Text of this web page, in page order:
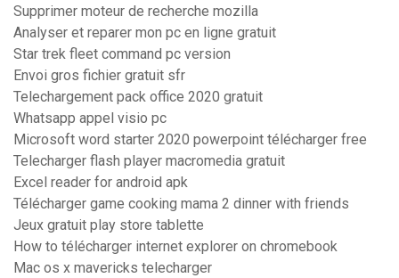
Supprimer moteur de recherche mozilla
Analyser et reparer mon pc en ligne gratuit
Star trek fleet command pc version
Envoi gros fichier gratuit sfr
Telechargement pack office 2020 gratuit
Whatsapp appel visio pc
Microsoft word starter 2020 powerpoint télécharger free
Telecharger flash player macromedia gratuit
Excel reader for android apk
Télécharger game cooking mama 2 dinner with friends
Jeux gratuit play store tablette
How to télécharger internet explorer on chromebook
Mac os x mavericks telecharger